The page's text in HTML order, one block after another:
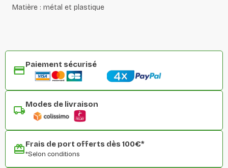
Matière : métal et plastique
Paiement sécurisé
Modes de livraison
Frais de port offerts dès 100€*
*Selon conditions